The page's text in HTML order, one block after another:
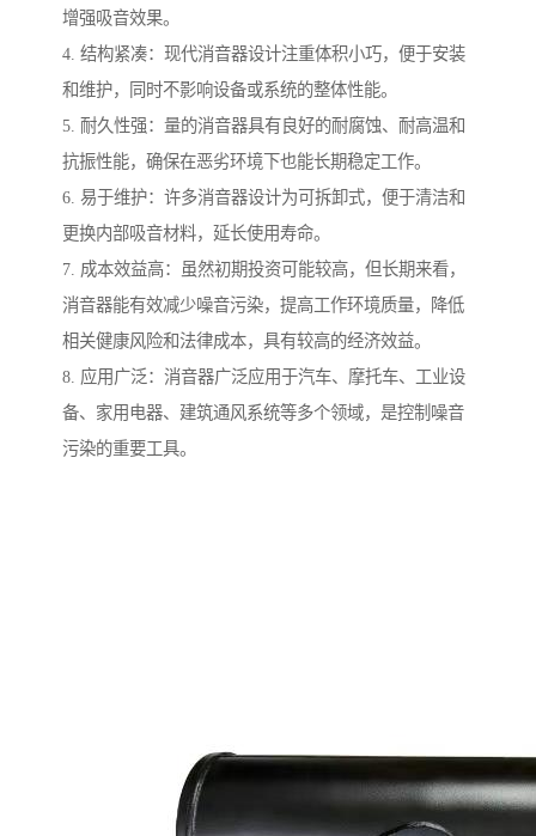
增强吸音效果。
4. 结构紧凑：现代消音器设计注重体积小巧，便于安装
和维护，同时不影响设备或系统的整体性能。
5. 耐久性强：量的消音器具有良好的耐腐蚀、耐高温和
抗振性能，确保在恶劣环境下也能长期稳定工作。
6. 易于维护：许多消音器设计为可拆卸式，便于清洁和
更换内部吸音材料，延长使用寿命。
7. 成本效益高：虽然初期投资可能较高，但长期来看，
消音器能有效减少噪音污染，提高工作环境质量，降低
相关健康风险和法律成本，具有较高的经济效益。
8. 应用广泛：消音器广泛应用于汽车、摩托车、工业设
备、家用电器、建筑通风系统等多个领域，是控制噪音
污染的重要工具。